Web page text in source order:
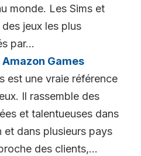
monde. Les Sims et
jeux les plus
par...
Games
est une vraie référence
Il rassemble des
et talentueuses dans
et dans plusieurs pays
des clients,...